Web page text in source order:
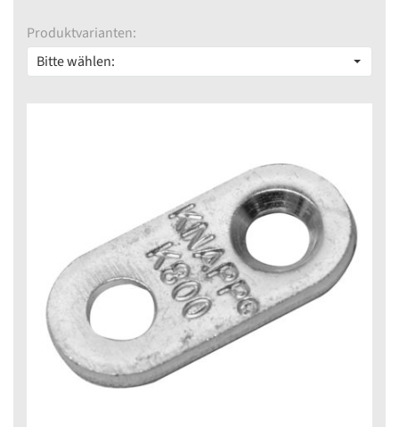
Produktvarianten:
Bitte wählen: